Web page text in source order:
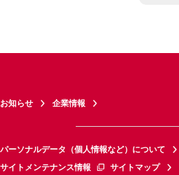
お知らせ 企業情報
パーソナルデータ（個人情報など）について
サイトメンテナンス情報
サイトマップ